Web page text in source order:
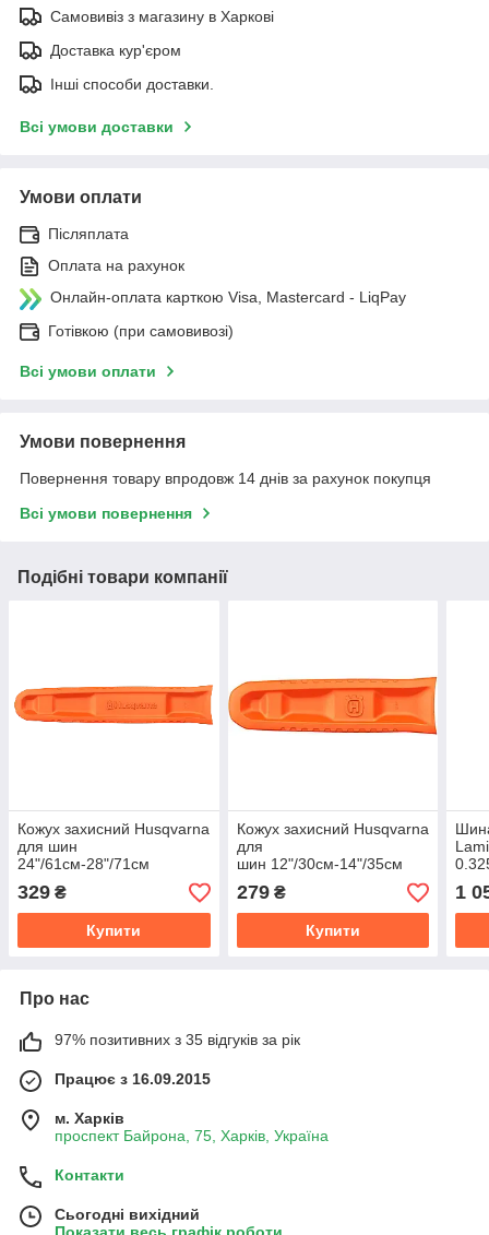
Самовивіз з магазину в Харкові
Доставка кур'єром
Інші способи доставки.
Всі умови доставки
Умови оплати
Післяплата
Оплата на рахунок
Онлайн-оплата карткою Visa, Mastercard - LiqPay
Готівкою (при самовивозі)
Всі умови оплати
Умови повернення
Повернення товару впродовж 14 днів за рахунок покупця
Всі умови повернення
Подібні товари компанії
Кожух захисний Husqvarna
для шин
24"/61см-28"/71см
329 ₴
Купити
Кожух захисний Husqvarna
для
шин 12"/30см-14"/35см
279₴
Купити
1
Про нас
97% позитивних з 35 відгуків за рік
Працює з 16.09.2015
м. Харків
проспект Байрона, 75, Харків, Україна
Контакти
Сьогодні вихідний